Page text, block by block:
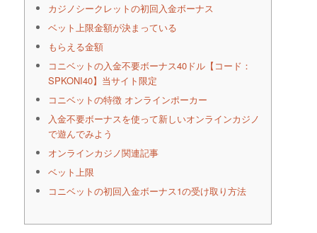
カジノシークレットの初回入金ボーナス
ベット上限金額が決まっている
もらえる金額
コニベットの入金不要ボーナス40ドル【コード：
SPKONI40】当サイト限定
コニベットの特徴 オンラインポーカー
入金不要ボーナスを使って新しいオンラインカジノ
で遊んでみよう
オンラインカジノ関連記事
ベット上限
コニベットの初回入金ボーナス1の受け取り方法